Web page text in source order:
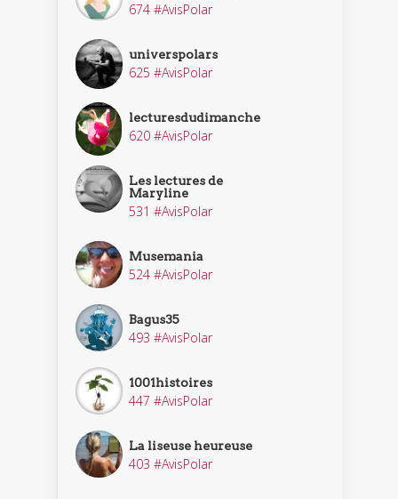
674 #AvisPolar
universpolars
625 #AvisPolar
lecturesdudimanche
620 #AvisPolar
Les lectures de
Maryline
531 #AvisPolar
Musemania
524 #AvisPolar
Bagus35
493 #AvisPolar
1001histoires
447 #AvisPolar
La liseuse heureuse
403 #AvisPolar